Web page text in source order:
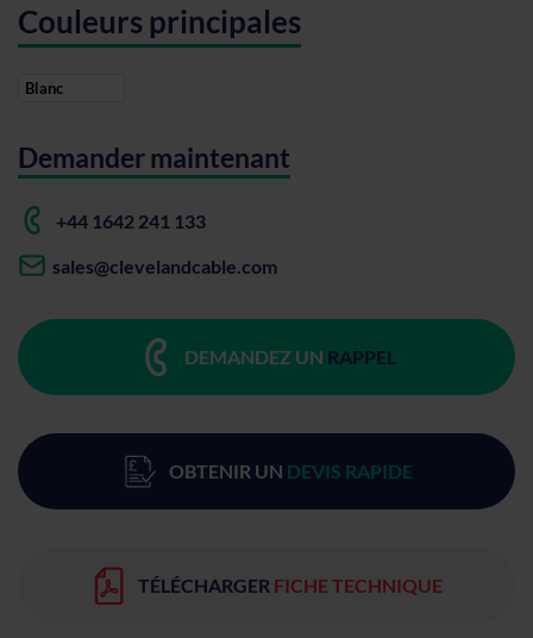
Couleurs principales
Blanc
Demander maintenant
+44 1642 241 133
sales@clevelandcable.com
DEMANDEZ UN RAPPEL
OBTENIR UN DEVIS RAPIDE
TÉLÉCHARGER FICHE TECHNIQUE